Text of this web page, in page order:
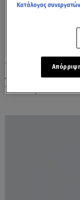
Αντελίνα για
πολλά, είναι
Κατάλογος